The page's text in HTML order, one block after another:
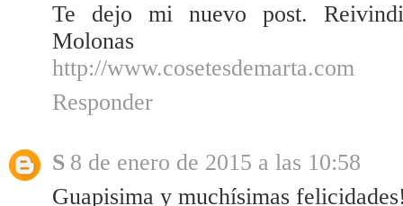
Te dejo mi nuevo post.
Molonas
http://www.cosetesdemarta.com
Responder
S 8 de enero de 2015 a las 10:58
Guapisima y muchísimas